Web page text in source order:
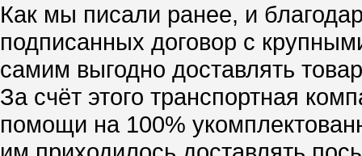
Как мы писали ранее, и
подписанных договор с
самим выгодно доставлять
За счёт этого транспортная
помощи на 100%